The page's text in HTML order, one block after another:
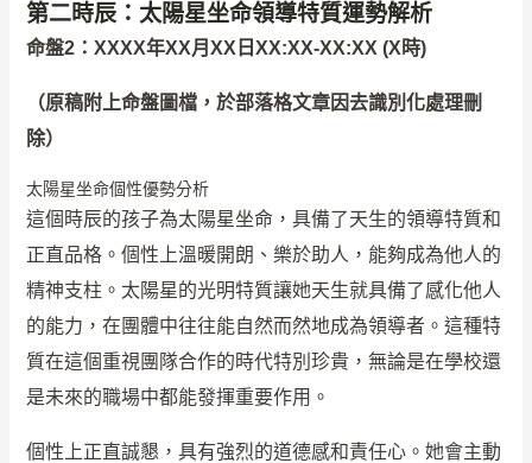
第二時辰：太陽星坐命領導特質運勢解析
命盤2：XXXX年XX月XX日XX:XX-XX:XX (X時)
（原稿附上命盤圖檔，於部落格文章因去識別化處理刪
除）
太陽星坐命個性優勢分析
這個時辰的孩子為太陽星坐命，具備了天生的領導特質和
正直品格。個性上溫暖開朗、樂於助人，能夠成為他人的
精神支柱。太陽星的光明特質讓她天生就具備了感化他人
的能力，在團體中往往能自然而然地成為領導者。這種特
質在這個重視團隊合作的時代特別珍貴，無論是在學校還
是未來的職場中都能發揮重要作用。
個性上正直誠懇，具有強烈的道德感和責任心。她會主動